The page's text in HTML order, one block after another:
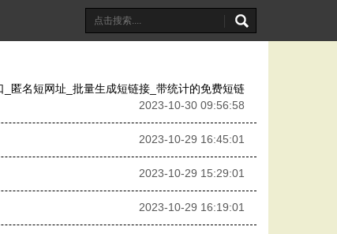
匿名短网址_批量生成短链接_带统计的免费短链
2023-10-30 09:56:58
2023-10-29 16:45:01
2023-10-29 15:29:01
2023-10-29 16:19:01